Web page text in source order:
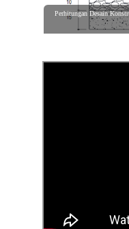
Perhitungan Desain